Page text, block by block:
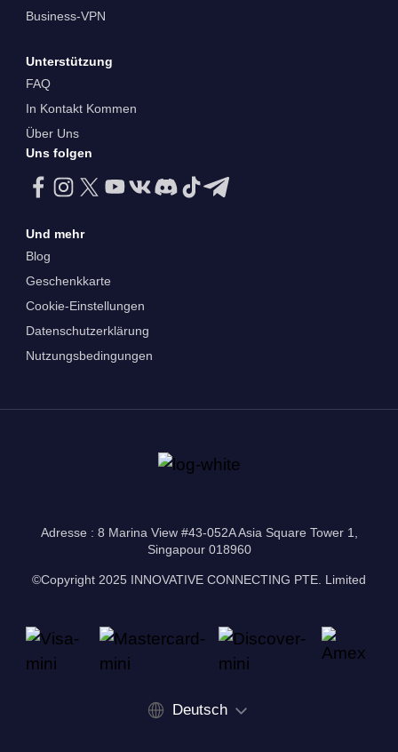
Business-VPN
Unterstützung
FAQ
In Kontakt Kommen
Über Uns
Uns folgen
Und mehr
Blog
Geschenkkarte
Cookie-Einstellungen
Datenschutzerklärung
Nutzungsbedingungen
Adresse : 8 Marina View #43-052A Asia Square Tower 1,
Singapour 018960
©Copyright 2025 INNOVATIVE CONNECTING PTE. Limited
Deutsch